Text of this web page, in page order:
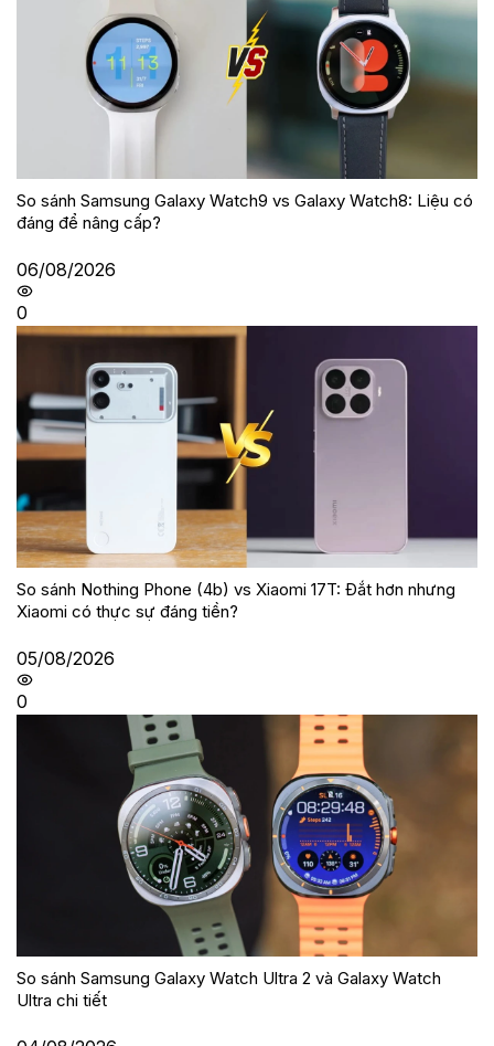
So sánh Samsung Galaxy Watch9 vs Galaxy Watch8: Liệu có
đáng để nâng cấp?
06/08/2026
0
So sánh Nothing Phone (4b) vs Xiaomi 17T: Đắt hơn nhưng
Xiaomi có thực sự đáng tiền?
05/08/2026
0
So sánh Samsung Galaxy Watch Ultra 2 và Galaxy Watch
Ultra chi tiết